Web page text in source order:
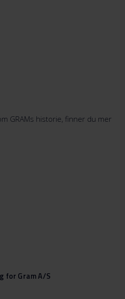
GRAMs historie, finner du mer
Gram A/S